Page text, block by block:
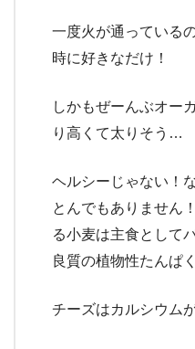
一度火が通っている
時に好きなだけ！
しかもぜーんぶオー
り高くて太りそう…
ヘルシーじゃない！
とんでもありません
る小麦は主食として
良質の植物性たんぱ
チーズはカルシウム